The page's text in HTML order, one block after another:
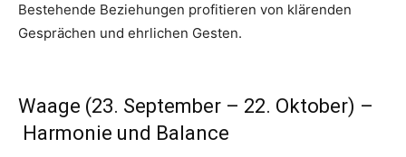
Bestehende Beziehungen profitieren von klärenden
Gesprächen und ehrlichen Gesten.
Waage (23. September – 22. Oktober) –
Harmonie und Balance